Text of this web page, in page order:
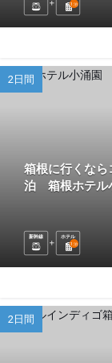
1 泊
2日間
箱根に行くなら
泊 箱根ホテル
新幹線
ホテル
1 泊
2日間